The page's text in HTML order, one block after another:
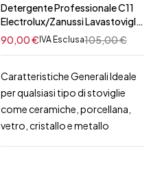
Detergente Professionale C11
Electrolux/Zanussi Lavastoviglie
10 Lt
105,00€
90,00€IVA Esclusa
Caratteristiche Generali Ideale
per qualsiasi tipo di stoviglie
come ceramiche, porcellana,
vetro, cristallo e metallo